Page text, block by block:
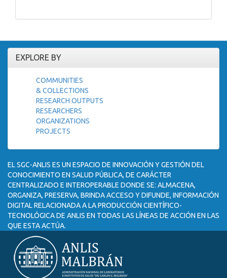
EXPLORE BY
COMMUNITIES
& COLLECTIONS
RESEARCH OUTPUTS
RESEARCHERS
ORGANIZATIONS
PROJECTS
EL SGC-ANLIS ES UN ESPACIO DE INNOVACIÓN Y GESTIÓN DEL
CONOCIMIENTO EN SALUD PÚBLICA, DE CARÁCTER
CENTRALIZADO E INTEROPERABLE DONDE SE: ALMACENA,
ORGANIZA, PRESERVA, BRINDA ACCESO Y DIFUNDE, INFORMACIÓN
DIGITAL RELACIONADA A LA PRODUCCIÓN CIENTÍFICO-
TECNOLÓGICA DE ANLIS EN TODAS LAS LÍNEAS DE ACCIÓN EN LAS
QUE ESTA ACTÚA.